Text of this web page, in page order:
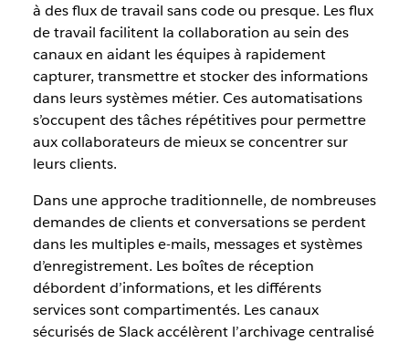
à des flux de travail sans code ou presque. Les flux
de travail facilitent la collaboration au sein des
canaux en aidant les équipes à rapidement
capturer, transmettre et stocker des informations
dans leurs systèmes métier. Ces automatisations
s’occupent des tâches répétitives pour permettre
aux collaborateurs de mieux se concentrer sur
leurs clients.
Dans une approche traditionnelle, de nombreuses
demandes de clients et conversations se perdent
dans les multiples e-mails, messages et systèmes
d’enregistrement. Les boîtes de réception
débordent d’informations, et les différents
services sont compartimentés. Les canaux
sécurisés de Slack accélèrent l’archivage centralisé